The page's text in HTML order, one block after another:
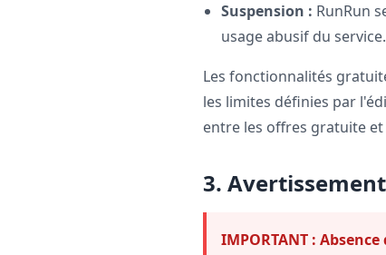
Suspension : RunRun
usage abusif du service.
Les fonctionnalités
les limites définies par
entre les offres gratuite
3.
IMPORTANT :